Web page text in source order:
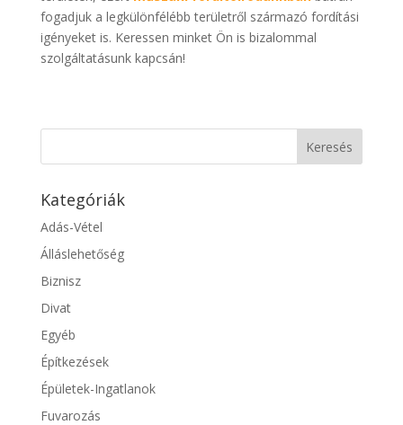
fogadjuk a legkülönfélébb területről származó fordítási
igényeket is. Keressen minket Ön is bizalommal
szolgáltatásunk kapcsán!
Kategóriák
Adás-Vétel
Álláslehetőség
Biznisz
Divat
Egyéb
Építkezések
Épületek-Ingatlanok
Fuvarozás